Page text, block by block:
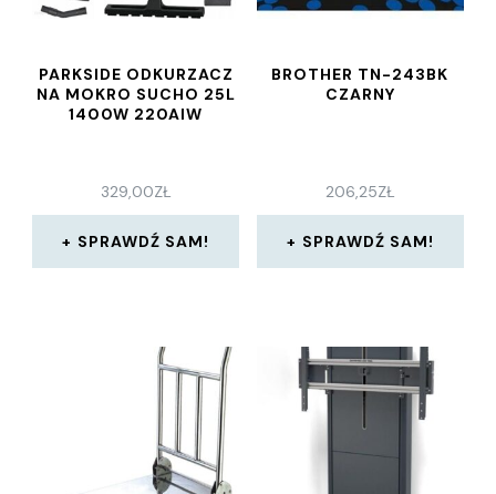
PARKSIDE ODKURZACZ
NA MOKRO SUCHO 25L
1400W 220AIW
329,00ZŁ
SPRAWDŹ SAM!
BROTHER TN-243BK
CZARNY
206,25ZŁ
SPRAWDŹ SAM!